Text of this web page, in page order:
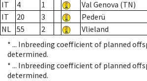
IT
4 1 Val Genova (TN)
IT
20 3 Pederü
NL 55 2 Vlieland
* ... Inbreeding coefficient of planned
determined.
* ... Inbreeding coefficient of planned
determined.